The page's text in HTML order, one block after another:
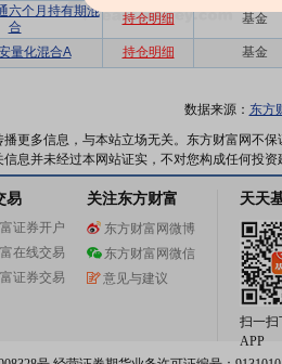
六个月持有期混
合
持仓明细 基金
量化混合A 持仓明细 基金
数据来源： 东方
更多信息，与本站立场无关。东方财富网不
息并未经过本网站证实，不对您构成任何投资
易
证券开户
在线交易
证券交易
关注东方财富
东方财富网微博
东方财富网微信
意见与建议
天天
扫一扫
APP